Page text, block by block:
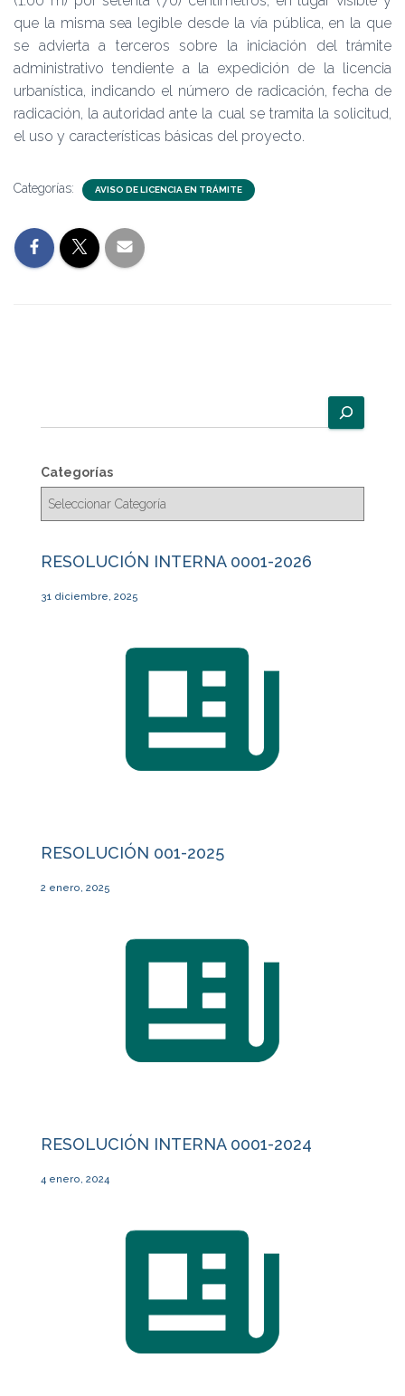
que la misma sea legible desde la vía pública, en la que
se advierta a terceros sobre la iniciación del trámite
administrativo tendiente a la expedición de la licencia
urbanística, indicando el número de radicación, fecha de
radicación, la autoridad ante la cual se tramita la solicitud,
el uso y características básicas del proyecto.
Categorías: AVISO DE LICENCIA EN TRÁMITE
u
c
a
Categorías
RESOLUCIÓN INTERNA 0001-2026
31 diciembre, 2025
RESOLUCIÓN 001-2025
2 enero, 2025
RESOLUCIÓN INTERNA 0001-2024
4 enero, 2024